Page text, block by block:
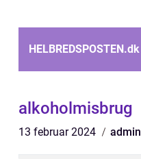
HELBREDSPOSTEN.dk
alkoholmisbrug
13 februar 2024 admin